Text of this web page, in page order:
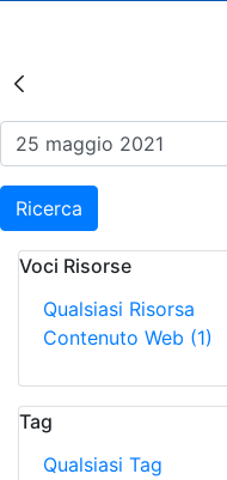
Risultati
Ricerca
Voci Risorse
Qualsiasi Risorsa
Contenuto Web (1)
Tag
Qualsiasi Tag